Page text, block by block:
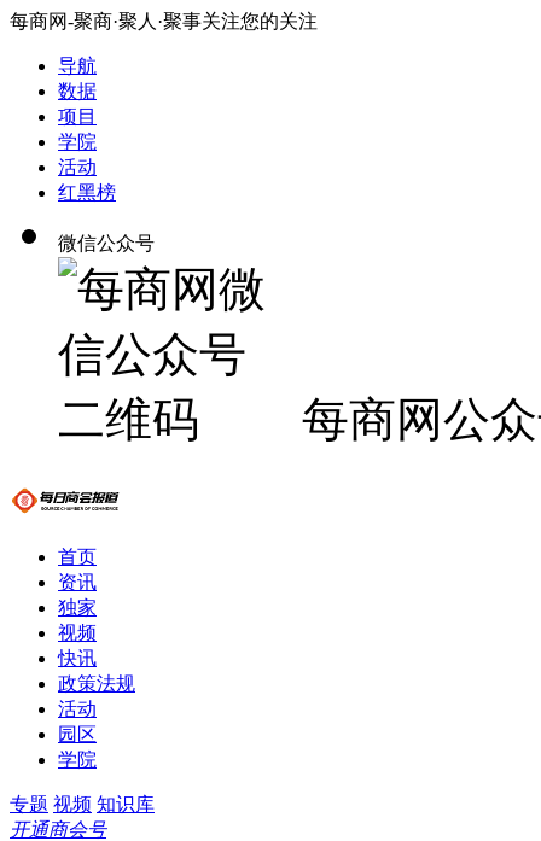
每商网-聚商·聚人·聚事关注您的关注
导航
数据
项目
学院
活动
红黑榜
微信公众号
每商网公
首页
资讯
独家
视频
快讯
政策法规
活动
园区
学院
专题 视频 知识库
开通商会号